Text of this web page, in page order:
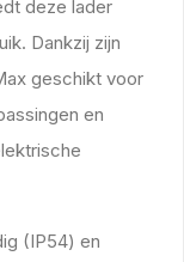
deze lader
Dankzij zijn
geschikt voor
en
(IP54) en